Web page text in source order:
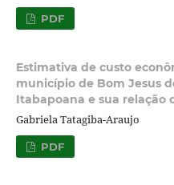
PDF
Estimativa de custo
município de Bom Jesus
Itabapoana e sua relação
Gabriela Tatagiba-Araujo
PDF